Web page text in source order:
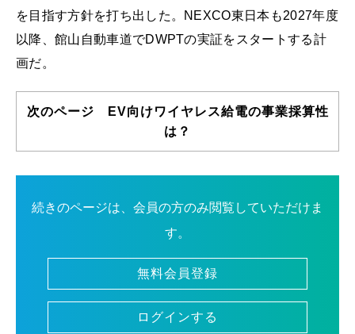
を目指す方針を打ち出した。NEXCO東日本も2027年度
以降、館山自動車道でDWPTの実証をスタートする計
画だ。
次のページ EV向けワイヤレス給電の事業採算性
は？
続きのページは、会員の方のみ閲覧していただけま
す。
無料会員登録
ログインする